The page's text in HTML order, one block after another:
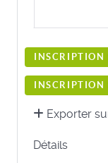
INSCRIPTION
INSCRIPTION
Exporter
Détails